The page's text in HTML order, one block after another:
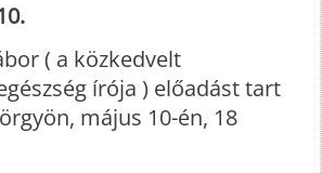
( a közkedvelt
írója ) előadást tart
május 10-én, 18